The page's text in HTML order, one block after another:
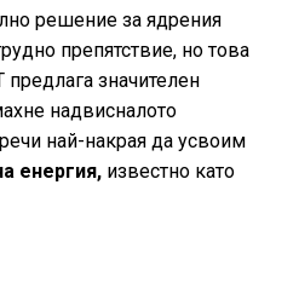
решение за ядрения
препятствие, но това
значителен
надвисналото
най-накрая да усвоим
енергия,известно като